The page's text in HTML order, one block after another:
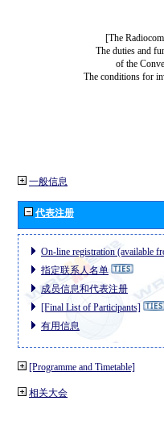
[The
The duties and
of the
The conditions for
一般信息
代表注册
On-line registration (available
指定联系人名单
成员信息和代表注册
[Final List of Participants]
有用信息
[Programme and Timetable]
相关大会